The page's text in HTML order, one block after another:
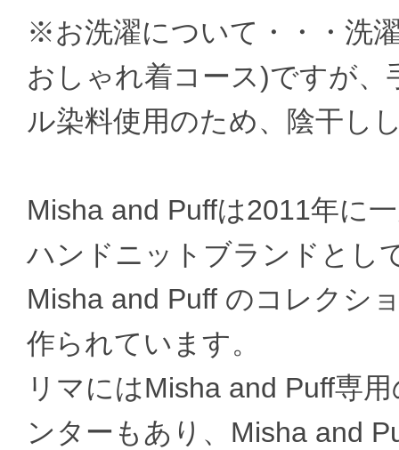
※お洗濯について・・・洗
おしゃれ着コース)ですが
ル染料使用のため、陰干し
Misha and Puffは2011年に
ハンドニットブランドとし
Misha and Puff のコレクシ
作られています。
リマにはMisha and Puff専
ンターもあり、Misha and